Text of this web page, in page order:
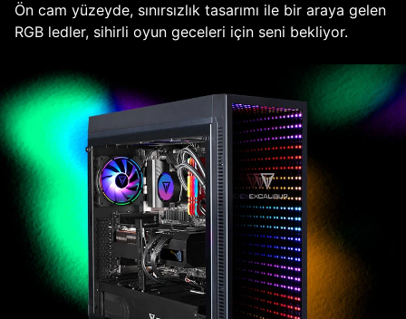
Ön cam yüzeyde, sınırsızlık tasarımı ile bir araya gelen
RGB ledler, sihirli oyun geceleri için seni bekliyor.